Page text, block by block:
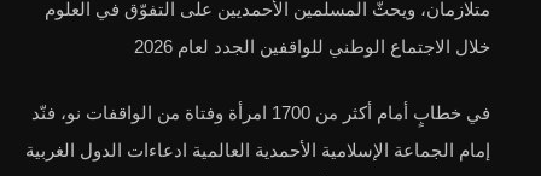
متلازمان، ويحثّ المسلمين الأحمديين على التفوّق في العلوم
خلال الاجتماع الوطني للواقفين الجدد لعام 2026
في خطابٍ أمام أكثر من 1700 امرأة وفتاة من الواقفات نو، فنّد
إمام الجماعة الإسلامية الأحمدية العالمية ادعاءات الدول الغربية